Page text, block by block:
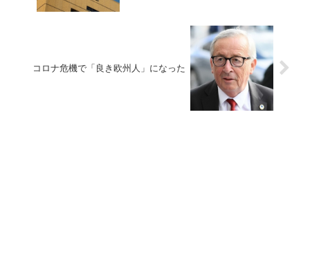
コロナ危機で「良き欧州人」になった